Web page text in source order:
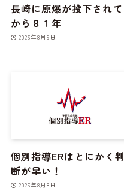
長崎に原爆が投下されて
から８１年
2026年8月9日
個別指導ERはとにかく判
断が早い！
2026年8月8日